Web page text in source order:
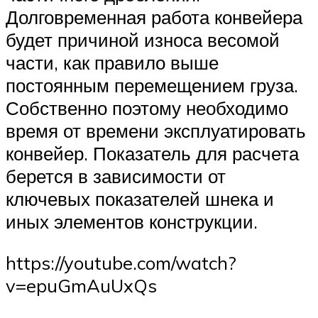
Долговременная работа конвейера
будет причиной износа весомой
части, как правило выше
постоянным перемещением груза.
Собственно поэтому необходимо
время от времени эксплуатировать
конвейер. Показатель для расчета
берется в зависимости от
ключевых показателей шнека и
иных элементов конструкции.
https://youtube.com/watch?
v=epuGmAuUxQs